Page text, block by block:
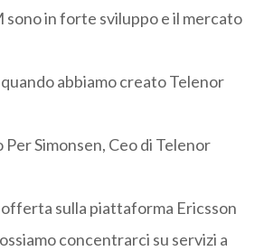
sono in forte sviluppo e il mercato
abbiamo creato Telenor
Simonsen, Ceo di Telenor
sulla piattaforma Ericsson
concentrarci su servizi a